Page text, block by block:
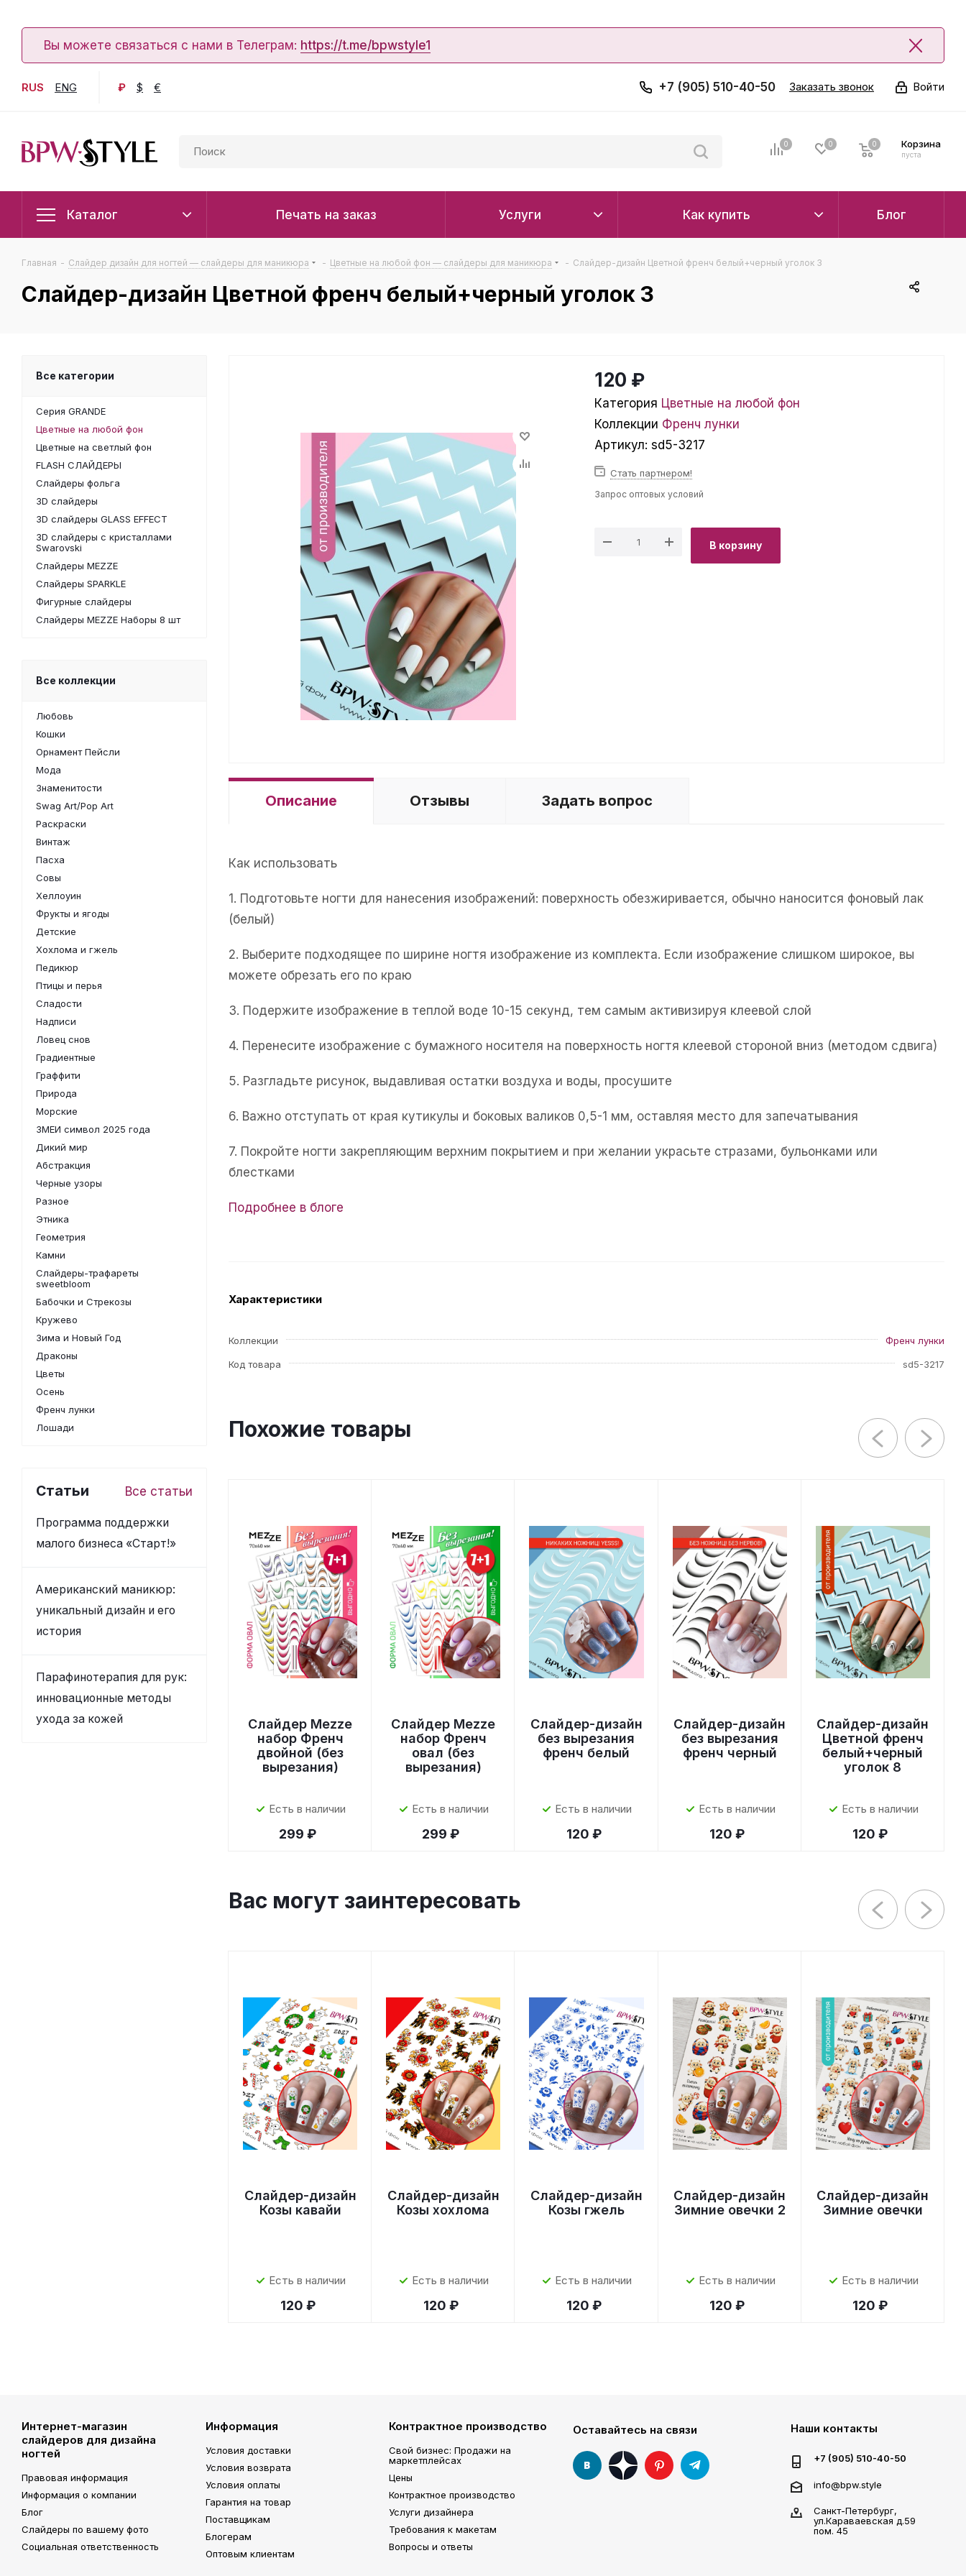
Вы можете связаться с нами в Телеграм: https://t.me/bpwstyle1
RUS ENG ₽ $ € Войти
+7 (905) 510-40-50 Заказать звонок
0 0 Корзина
0
пуста
0
Каталог Печать на заказ Услуги Как купить Блог
Главная - Слайдер дизайн для ногтей — слайдеры для маникюра - Цветные на любой фон — слайдеры для маникюра - Слайдер-дизайн Цветной френч белый+черный уголок 3
Слайдер-дизайн Цветной френч белый+черный уголок 3
120 ₽
Категория Цветные на любой фон
Коллекции Френч лунки
Артикул: sd5-3217
Стать партнером!
Запрос оптовых условий
В корзину
Описание Отзывы Задать вопрос
Как использовать
1. Подготовьте ногти для нанесения изображений: поверхность обезжиривается, обычно наносится фоновый лак
(белый)
2. Выберите подходящее по ширине ногтя изображение из комплекта. Если изображение слишком широкое, вы
можете обрезать его по краю
3. Подержите изображение в теплой воде 10-15 секунд, тем самым активизируя клеевой слой
4. Перенесите изображение с бумажного носителя на поверхность ногтя клеевой стороной вниз (методом сдвига)
5. Разгладьте рисунок, выдавливая остатки воздуха и воды, просушите
6. Важно отступать от края кутикулы и боковых валиков 0,5-1 мм, оставляя место для запечатывания
7. Покройте ногти закрепляющим верхним покрытием и при желании украсьте стразами, бульонками или
блестками
Подробнее в блоге
Характеристики
Коллекции Френч лунки
Код товара sd5-3217
Похожие товары
Слайдер Mezze
набор Френч
двойной (без
вырезания)
Есть в наличии
299 ₽
Слайдер Mezze
набор Френч
овал (без
вырезания)
Есть в наличии
299 ₽
Слайдер-дизайн
без вырезания
френч белый
Есть в наличии
120 ₽
Слайдер-дизайн
без вырезания
френч черный
Есть в наличии
120 ₽
Слайдер-дизайн
Цветной френч
белый+черный
уголок 8
Есть в наличии
120 ₽
Вас могут заинтересовать
Слайдер-дизайн
Козы кавайи
Есть в наличии
120 ₽
Слайдер-дизайн
Козы хохлома
Есть в наличии
120 ₽
Слайдер-дизайн
Козы гжель
Есть в наличии
120 ₽
Слайдер-дизайн
Зимние овечки 2
Есть в наличии
120 ₽
Слайдер-дизайн
Зимние овечки
Есть в наличии
120 ₽
Все категории
Серия GRANDE
Цветные на любой фон
Цветные на светлый фон
FLASH СЛАЙДЕРЫ
Слайдеры фольга
3D слайдеры
3D слайдеры GLASS EFFECT
3D слайдеры с кристаллами
Swarovski
Слайдеры MEZZE
Слайдеры SPARKLE
Фигурные слайдеры
Слайдеры MEZZE Наборы 8 шт
Все коллекции
Любовь
Кошки
Орнамент Пейсли
Мода
Знаменитости
Swag Art/Pop Art
Раскраски
Винтаж
Пасха
Совы
Хеллоуин
Фрукты и ягоды
Детские
Хохлома и гжель
Педикюр
Птицы и перья
Сладости
Надписи
Ловец снов
Градиентные
Граффити
Природа
Морские
ЗМЕИ символ 2025 года
Дикий мир
Абстракция
Черные узоры
Разное
Этника
Геометрия
Камни
Слайдеры-трафареты
sweetbloom
Бабочки и Стрекозы
Кружево
Зима и Новый Год
Драконы
Цветы
Осень
Френч лунки
Лошади
Статьи Все статьи
Программа поддержки
малого бизнеса «Старт!»
Американский маникюр:
уникальный дизайн и его
история
Парафинотерапия для рук:
инновационные методы
ухода за кожей
Интернет-магазин
слайдеров для дизайна
ногтей
Правовая информация
Информация о компании
Блог
Слайдеры по вашему фото
Социальная ответственность
Информация
Условия доставки
Условия возврата
Условия оплаты
Гарантия на товар
Поставщикам
Блогерам
Оптовым клиентам
Контрактное производство
Свой бизнес: Продажи на
маркетплейсах
Цены
Контрактное производство
Услуги дизайнера
Требования к макетам
Вопросы и ответы
Оставайтесь на связи Наши контакты
+7 (905) 510-40-50
info@bpw.style
Санкт-Петербург,
ул.Караваевская д.59
пом. 45